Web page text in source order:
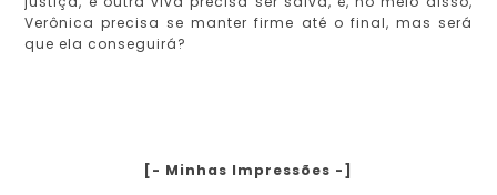
Verônica precisa se manter firme até o final, mas será
que ela conseguirá?
[- Minhas Impressões -]